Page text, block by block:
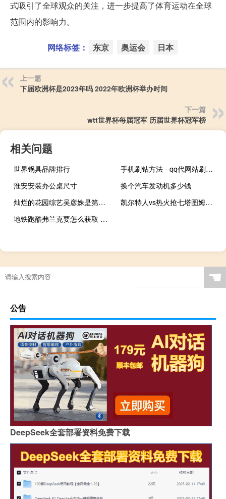
式吸引了全球观众的关注，进一步提高了体育运动在全球
范围内的影响力。
网络标签： 东京 奥运会 日本
上一篇
下届欧洲杯是2023年吗 2022年欧洲杯举办时间
下一篇
wtt世界杯每届冠军 历届世界杯冠军榜
相关问题
世界锅具品牌排行
手机刷钻方法 - qq代网站刷业 提供全新体验
淮安安装办公桌尺寸
换个汽车发动机多少钱
灿烂的花园综艺吴彦姝是第几期 灿烂的花园综艺免费观看
凯尔特人vs热火抢七塔图姆多少分 nba热火vs凯尔特人回场
地铁跑酷弗兰克要怎么获取 弗兰克地铁跑酷怎么画
☚
公告
DeepSeek全套部署资料免费下载